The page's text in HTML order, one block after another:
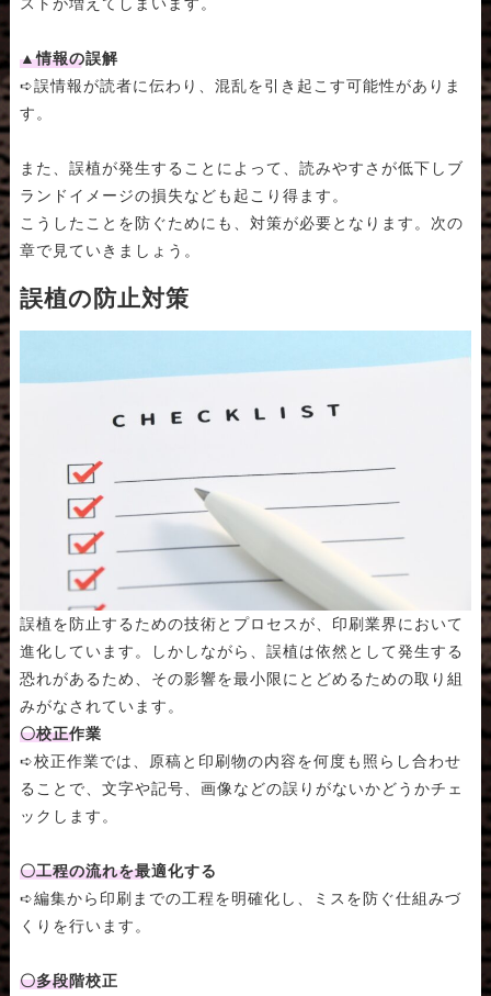
ストが増えてしまいます。
▲情報の誤解
➪誤情報が読者に伝わり、混乱を引き起こす可能性がありま
す。
また、誤植が発生することによって、読みやすさが低下しブ
ランドイメージの損失なども起こり得ます。
こうしたことを防ぐためにも、対策が必要となります。次の
章で見ていきましょう。
誤植の防止対策
誤植を防止するための技術とプロセスが、印刷業界において
進化しています。しかしながら、誤植は依然として発生する
恐れがあるため、その影響を最小限にとどめるための取り組
みがなされています。
〇校正作業
➪校正作業では、原稿と印刷物の内容を何度も照らし合わせ
ることで、文字や記号、画像などの誤りがないかどうかチェ
ックします。
〇工程の流れを最適化する
➪編集から印刷までの工程を明確化し、ミスを防ぐ仕組みづ
くりを行います。
〇多段階校正